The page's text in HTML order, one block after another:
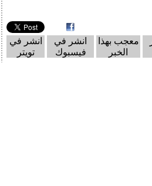
معجب بهذا
الخبر
انشر في
فيسبوك
انشر في
تويتر